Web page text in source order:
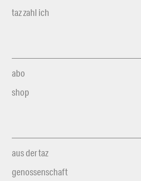
taz zahl ich
abo
shop
aus der taz
genossenschaft